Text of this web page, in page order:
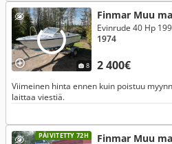
8
Finmar Muu
2 400€
Evinrude 40 Hp
1974
Viimeinen hinta ennen kuin poistuu
laittaa viestiä.
PÄIVITETTY 72H Finmar Muu